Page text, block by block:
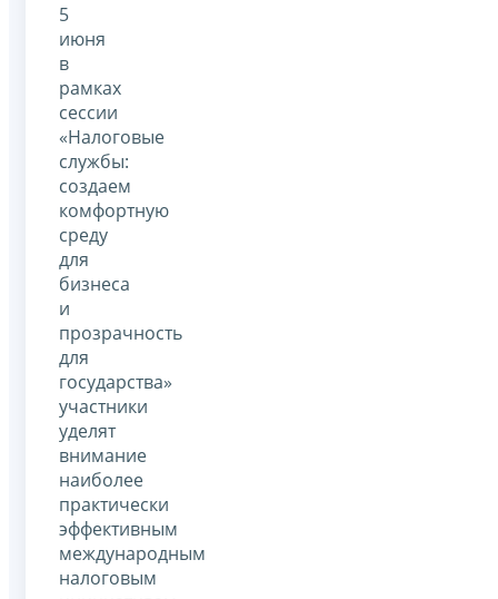
5
июня
в
рамках
сессии
«Налоговые
службы:
создаем
комфортную
среду
для
бизнеса
и
прозрачность
для
государства»
участники
уделят
внимание
наиболее
практически
эффективным
международным
налоговым